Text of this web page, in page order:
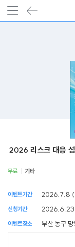
2026 리스크 대응
무료 기타
이벤트기간 2026.7.8
신청기간
이벤트장소 부산 동구